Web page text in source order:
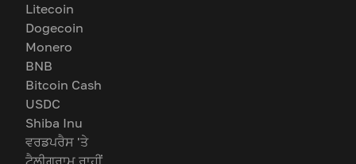
Litecoin
Dogecoin
Monero
BNB
Bitcoin Cash
USDC
Shiba Inu
ਵਰਡਪਰੈਸ 'ਤੇ